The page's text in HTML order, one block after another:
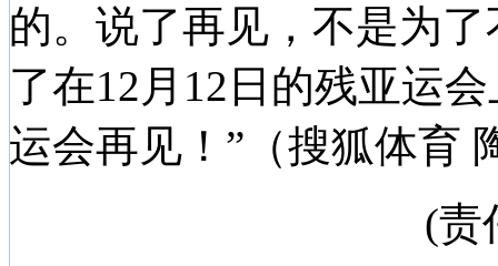
的。说了再见，不是为
了在12月12日的残亚运
运会再见！”（搜狐体育
(责